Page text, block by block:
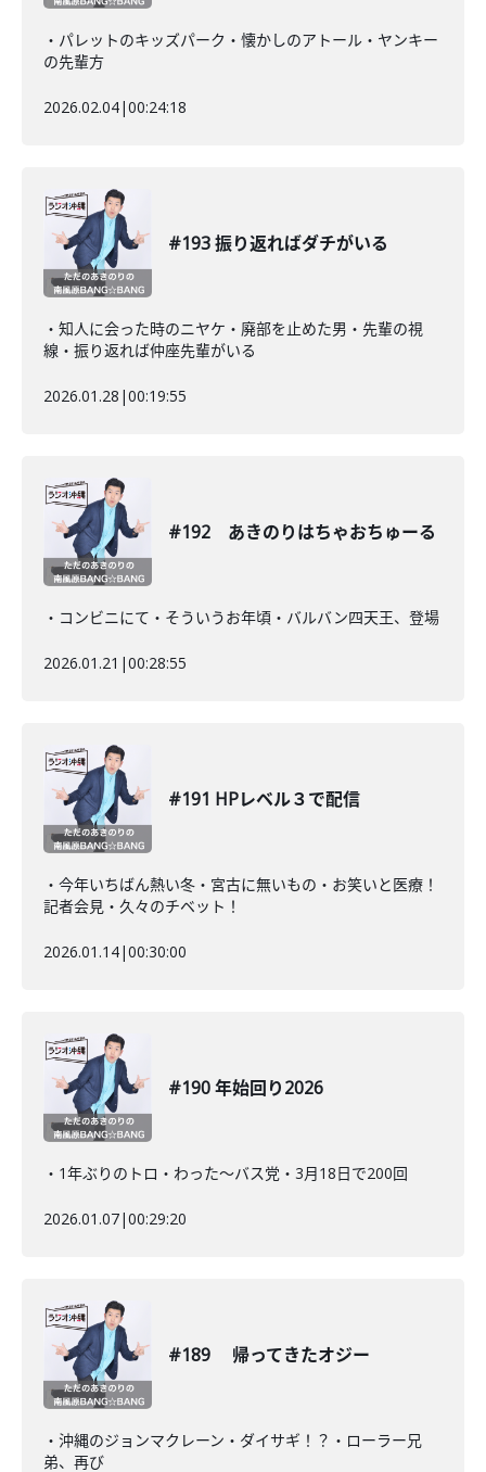
・パレットのキッズパーク・懐かしのアトール・ヤンキー
の先輩方
2026.02.04|00:24:18
#193 振り返ればダチがいる
・知人に会った時のニヤケ・廃部を止めた男・先輩の視
線・振り返れば仲座先輩がいる
2026.01.28 |00:19:55
#192 あきのりはちゃおちゅーる
・コンビニにて・そういうお年頃・バルバン四天王、登場
2026.01.21 |00:28:55
#191 HPレベル３で配信
・今年いちばん熱い冬・宮古に無いもの・お笑いと医療！
記者会見・久々のチベット！
2026.01.14|00:30:00
#190 年始回り2026
・1年ぶりのトロ・わった〜バス党・3月18日で200回
2026.01.07|00:29:20
#189 帰ってきたオジー
・沖縄のジョンマクレーン・ダイサギ！？・ローラー兄
弟、再び